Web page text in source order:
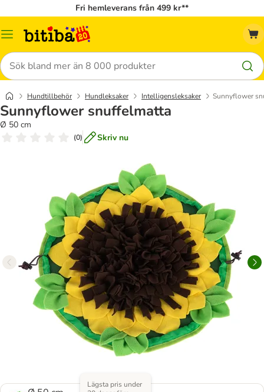
Fri hemleverans från 499 kr**
Meny
Sök
Hundtillbehör Hundleksaker Intelligensleksaker Sunnyflower
Sunnyflower snuffelmatta
Ø 50 cm
(0) Skriv nu
Lägsta pris under